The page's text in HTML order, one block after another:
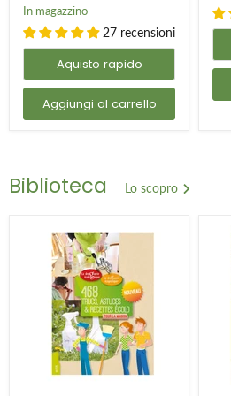
In magazzino
27 recensioni
Aquisto rapido
Aggiungi al carrello
Biblioteca Lo scopro